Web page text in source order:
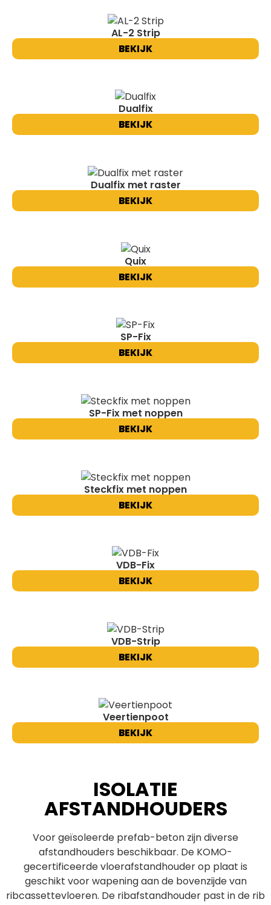
AL-2 Strip
BEKIJK
Dualfix
BEKIJK
Dualfix met raster
BEKIJK
Quix
BEKIJK
SP-Fix
BEKIJK
SP-Fix met noppen
BEKIJK
Steckfix met noppen
BEKIJK
VDB-Fix
BEKIJK
VDB-Strip
BEKIJK
Veertienpoot
BEKIJK
ISOLATIE
AFSTANDHOUDERS
Voor geïsoleerde prefab-beton zijn diverse
afstandhouders beschikbaar. De KOMO-
gecertificeerde vloerafstandhouder op plaat is
geschikt voor wapening aan de bovenzijde van
ribcassettevloeren. De ribafstandhouder past in de rib